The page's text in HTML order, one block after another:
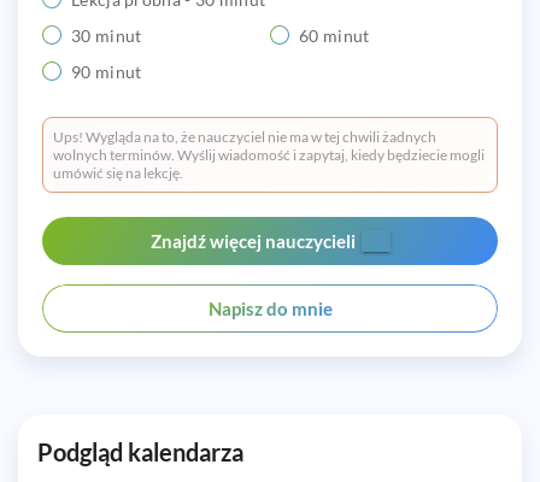
30 minut
60 minut
90 minut
Ups! Wygląda na to, że nauczyciel nie ma w tej chwili żadnych
wolnych terminów. Wyślij wiadomość i zapytaj, kiedy będziecie mogli
umówić się na lekcję.
Znajdź więcej nauczycieli
Napisz do mnie
Podgląd kalendarza